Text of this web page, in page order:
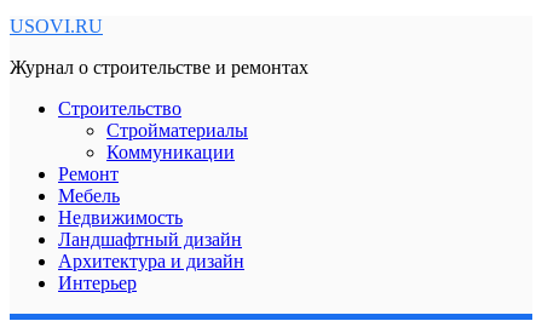
USOVI.RU
Журнал о строительстве и ремонтах
Строительство
Стройматериалы
Коммуникации
Ремонт
Мебель
Недвижимость
Ландшафтный дизайн
Архитектура и дизайн
Интерьер